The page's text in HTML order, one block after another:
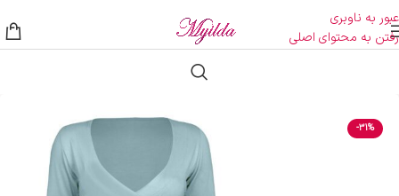
عبور به ناوبری
رفتن به محتوای اصلی
-31%